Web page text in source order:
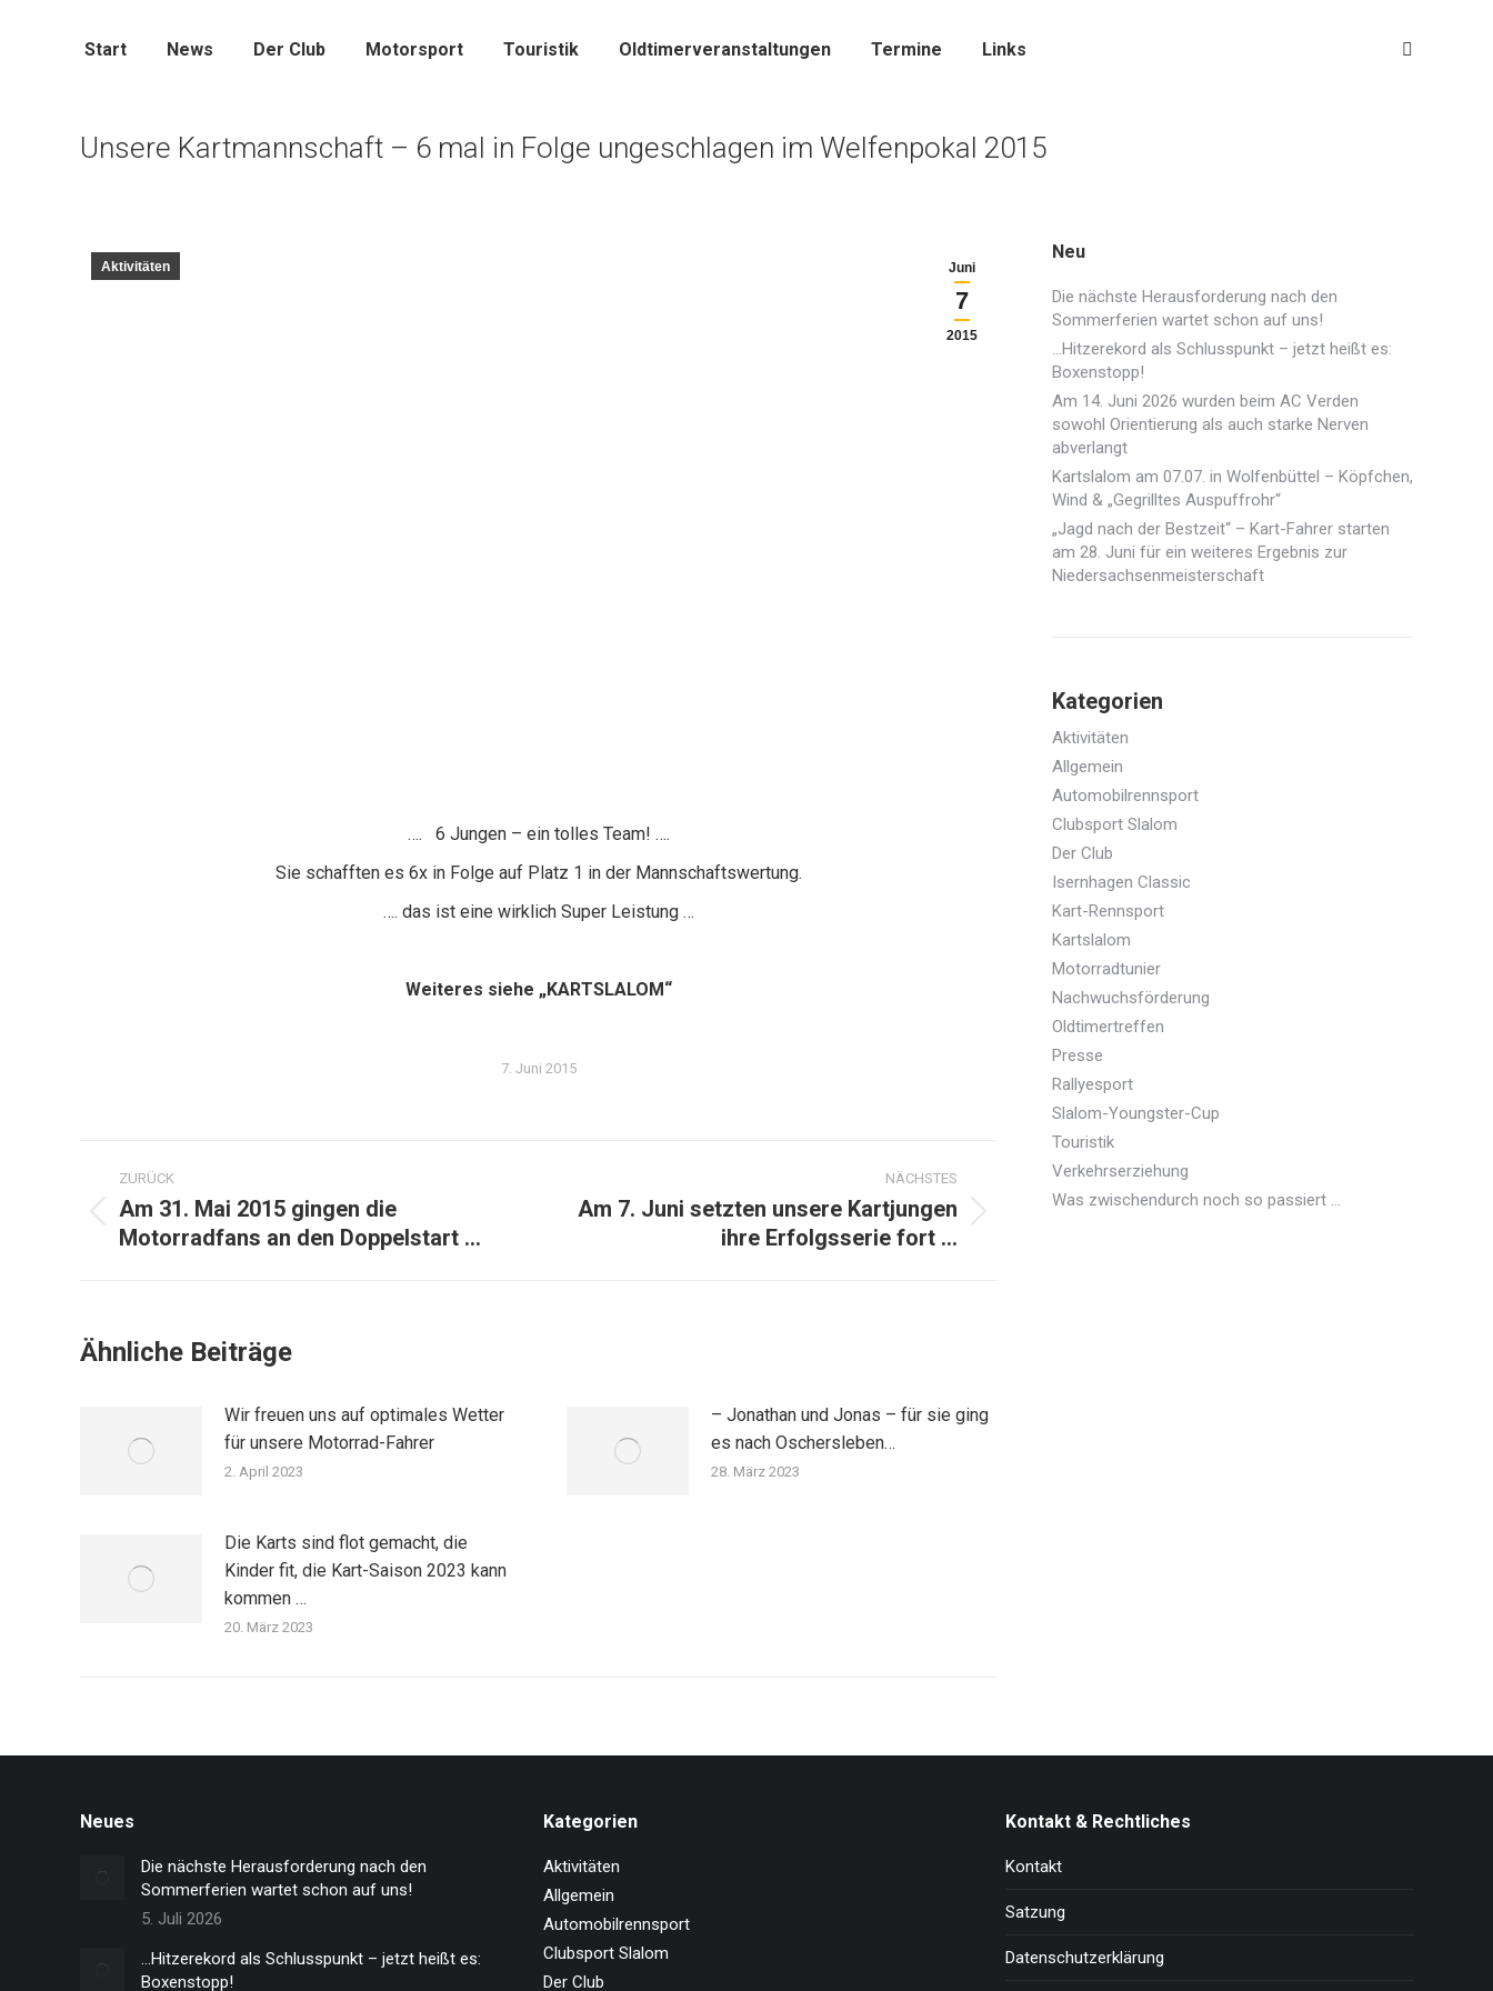
Start News Der Club Motorsport Touristik Oldtimerveranstaltungen Termine Links Search:
Unsere Kartmannschaft – 6 mal in Folge ungeschlagen im Welfenpokal 2015
Juni
7
2015
Aktivitäten
…. 6 Jungen – ein tolles Team! ….
Sie schafften es 6x in Folge auf Platz 1 in der Mannschaftswertung.
…. das ist eine wirklich Super Leistung …
Weiteres siehe „KARTSLALOM“
7. Juni 2015
Kommentarnavigation
ZURÜCK
Vorheriger
Beitrag:
Am 31. Mai 2015 gingen die
Motorradfans an den Doppelstart …
NÄCHSTES
Nächster
Am 7. Juni setzten unsere Kartjungen
ihre Erfolgsserie fort …
Ähnliche Beiträge
Wir freuen uns auf optimales Wetter
für unsere Motorrad-Fahrer
2. April 2023
– Jonathan und Jonas – für sie ging
es nach Oschersleben…
28. März 2023
Die Karts sind flot gemacht, die
Kinder fit, die Kart-Saison 2023 kann
kommen …
20. März 2023
Neu
Die nächste Herausforderung nach den
Sommerferien wartet schon auf uns!
…Hitzerekord als Schlusspunkt – jetzt heißt es:
Boxenstopp!
Am 14. Juni 2026 wurden beim AC Verden
sowohl Orientierung als auch starke Nerven
abverlangt
Kartslalom am 07.07. in Wolfenbüttel – Köpfchen,
Wind & „Gegrilltes Auspuffrohr“
„Jagd nach der Bestzeit“ – Kart-Fahrer starten
am 28. Juni für ein weiteres Ergebnis zur
Niedersachsenmeisterschaft
Kategorien
Aktivitäten
Allgemein
Automobilrennsport
Clubsport Slalom
Der Club
Isernhagen Classic
Kart-Rennsport
Kartslalom
Motorradtunier
Nachwuchsförderung
Oldtimertreffen
Presse
Rallyesport
Slalom-Youngster-Cup
Touristik
Verkehrserziehung
Was zwischendurch noch so passiert …
Neues
Die nächste Herausforderung nach den
Sommerferien wartet schon auf uns!
5. Juli 2026
…Hitzerekord als Schlusspunkt – jetzt heißt es:
Boxenstopp!
Kategorien
Aktivitäten
Allgemein
Automobilrennsport
Clubsport Slalom
Der Club
Kontakt & Rechtliches
Kontakt
Satzung
Datenschutzerklärung